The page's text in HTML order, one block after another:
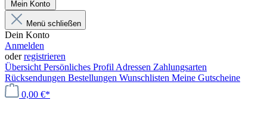
Mein Konto
Menü schließen
Dein Konto
Anmelden
oderregistrieren
Übersicht Persönliches Profil Adressen Zahlungsarten
Rücksendungen Bestellungen Wunschlisten Meine Gutscheine
0,00 €*